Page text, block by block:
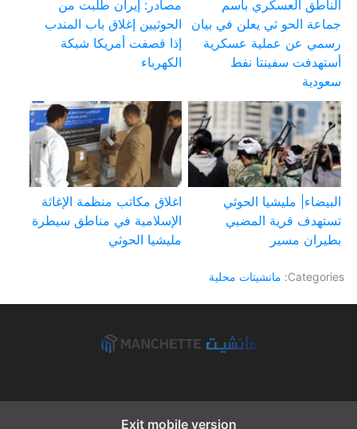
الناطق العسكري بأسم
جماعة الحو ثي يعلن في بيان
رسمي عن عملية عسكرية
أستهدفت سفينتا نفط
سعودية
مصادر: إيران طلبت من
الحوثيين إغلاق باب المندب
إذا قصفت أمريكا شبكة
الكهرباء
البيضاء| مليشيا الحوثي
تستهدف قرية المضبي
بطيران مسير
اغلاق مكاتب منظمة الإغاثة
الإسلامية في مناطق سيطرة
مليشيا الحوثي
Categories: مانشيتات محلية
Exit mobile version